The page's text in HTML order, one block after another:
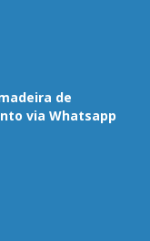
de
via Whatsapp